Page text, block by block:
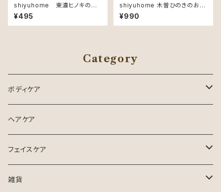
shiyuhome 東濃ヒノキのし
ゃもじ 小
¥495
shiyuhome 木曽ひのきのお
箸 2膳組
¥990
Category
ボディケア
インバスケア
入浴剤
ヘアケア
フェイスケア
フェイスマスク
雑貨